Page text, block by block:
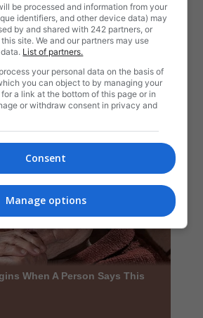
be processed and information from your
identifiers, and other device data) may
by and shared with 242 partners, or
site. We and our partners may use
List of partners.
your personal data on the basis of
you can object to by managing your
a link at the bottom of this page or in
or withdraw consent in privacy and
Consent
Manage options